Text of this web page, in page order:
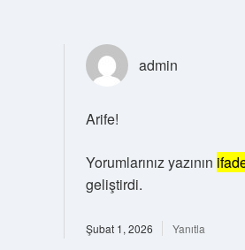
admin
Arife!
Yorumlarınız yazının
geliştirdi.
Şubat 1, 2026 Yanıtla